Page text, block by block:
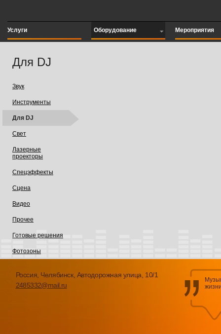
Услуги Оборудование Мероприятия
Для DJ
Звук
Инструменты
Для DJ
Свет
Лазерные
проекторы
Спецэффекты
Сцена
Видео
Прочее
Готовые решения
Фотозоны
Россия, Челябинск, Автодорожная улица, 10/1
2485332@mail.ru